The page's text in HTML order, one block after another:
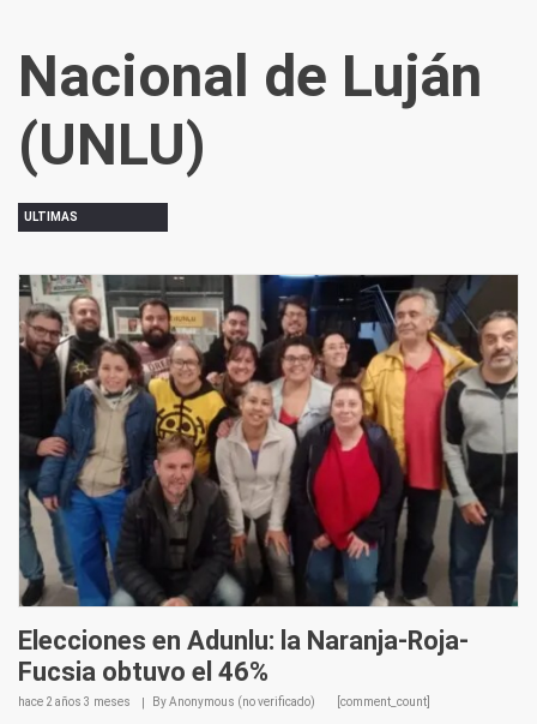
Nacional de Luján
(UNLU)
ULTIMAS
Elecciones en Adunlu: la Naranja-Roja-
Fucsia obtuvo el 46%
hace 2 años 3 meses ByAnonymous (no verificado) [comment_count]